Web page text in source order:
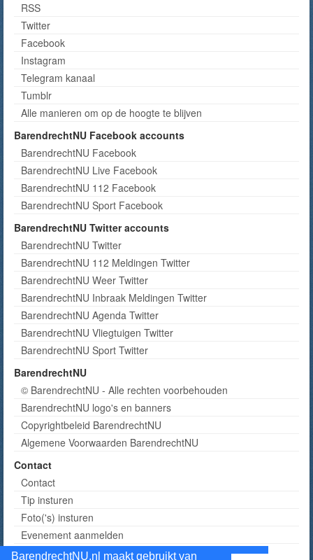
BarendrechtNU.nl maakt gebruikt van
RSS
Twitter
Facebook
Instagram
Telegram kanaal
Tumblr
Alle manieren om op de hoogte te blijven
BarendrechtNU Facebook accounts
BarendrechtNU Facebook
BarendrechtNU Live Facebook
BarendrechtNU 112 Facebook
BarendrechtNU Sport Facebook
BarendrechtNU Twitter accounts
BarendrechtNU Twitter
BarendrechtNU 112 Meldingen Twitter
BarendrechtNU Weer Twitter
BarendrechtNU Inbraak Meldingen Twitter
BarendrechtNU Agenda Twitter
BarendrechtNU Vliegtuigen Twitter
BarendrechtNU Sport Twitter
BarendrechtNU
© BarendrechtNU - Alle rechten voorbehouden
BarendrechtNU logo's en banners
Copyrightbeleid BarendrechtNU
Algemene Voorwaarden BarendrechtNU
Contact
Contact
Tip insturen
Foto('s) insturen
Evenement aanmelden
Informatie aanvragen adverteren